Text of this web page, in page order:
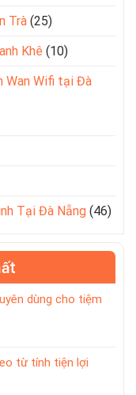
Trà (25)
Khê (10)
Wan Wifi tại Đà
Tại Đà Nẵng (46)
dùng cho tiệm
từ tính tiện lợi